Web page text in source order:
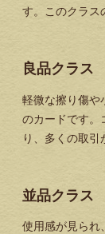
す。このクラス
良品クラス
軽微な擦り傷や
のカードです。
り、多くの取引
並品クラス
使用感が見られ